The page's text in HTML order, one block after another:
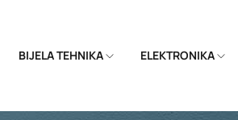
BIJELA TEHNIKA ELEKTRONIKA